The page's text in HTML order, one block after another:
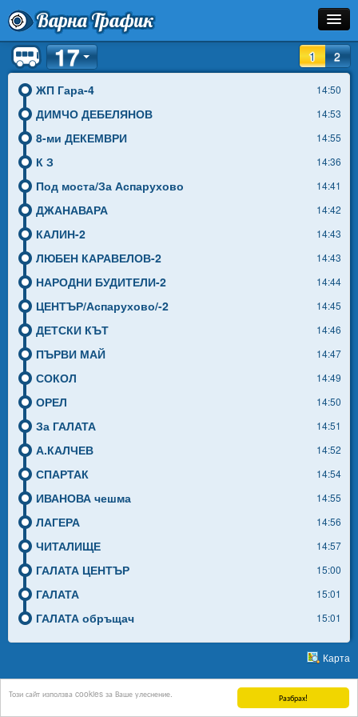
Разбрах!
Този сайт използва cookies за Ваше улеснение.
Варна Трафик
Спирка
Линия
Разписание
Инфо
1 2
17
ЖП Гара-4 14:50
ДИМЧО ДЕБЕЛЯНОВ 14:53
8-ми ДЕКЕМВРИ 14:55
К З 14:36
Под моста/За Аспарухово 14:41
ДЖАНАВАРА 14:42
КАЛИН-2 14:43
ЛЮБЕН КАРАВЕЛОВ-2 14:43
НАРОДНИ БУДИТЕЛИ-2 14:44
ЦЕНТЪР/Аспарухово/-2 14:45
ДЕТСКИ КЪТ 14:46
ПЪРВИ МАЙ 14:47
СОКОЛ 14:49
ОРЕЛ 14:50
За ГАЛАТА 14:51
А.КАЛЧЕВ 14:52
СПАРТАК 14:54
ИВАНОВА чешма 14:55
ЛАГЕРА 14:56
ЧИТАЛИЩЕ 14:57
ГАЛАТА ЦЕНТЪР 15:00
ГАЛАТА 15:01
ГАЛАТА обръщач 15:01
Карта
Без общинско или европейско финансиране.